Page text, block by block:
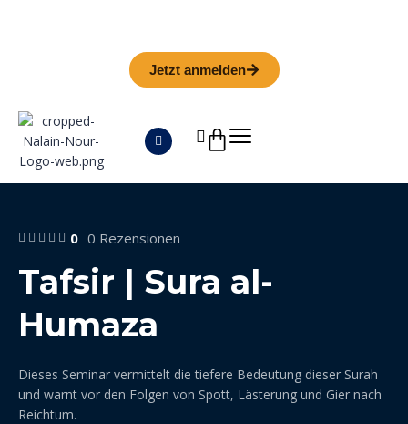
Jetzt anmelden
0 0 Rezensionen
Tafsir | Sura al-
Humaza
Dieses Seminar vermittelt die tiefere Bedeutung dieser Surah
und warnt vor den Folgen von Spott, Lästerung und Gier nach
Reichtum.